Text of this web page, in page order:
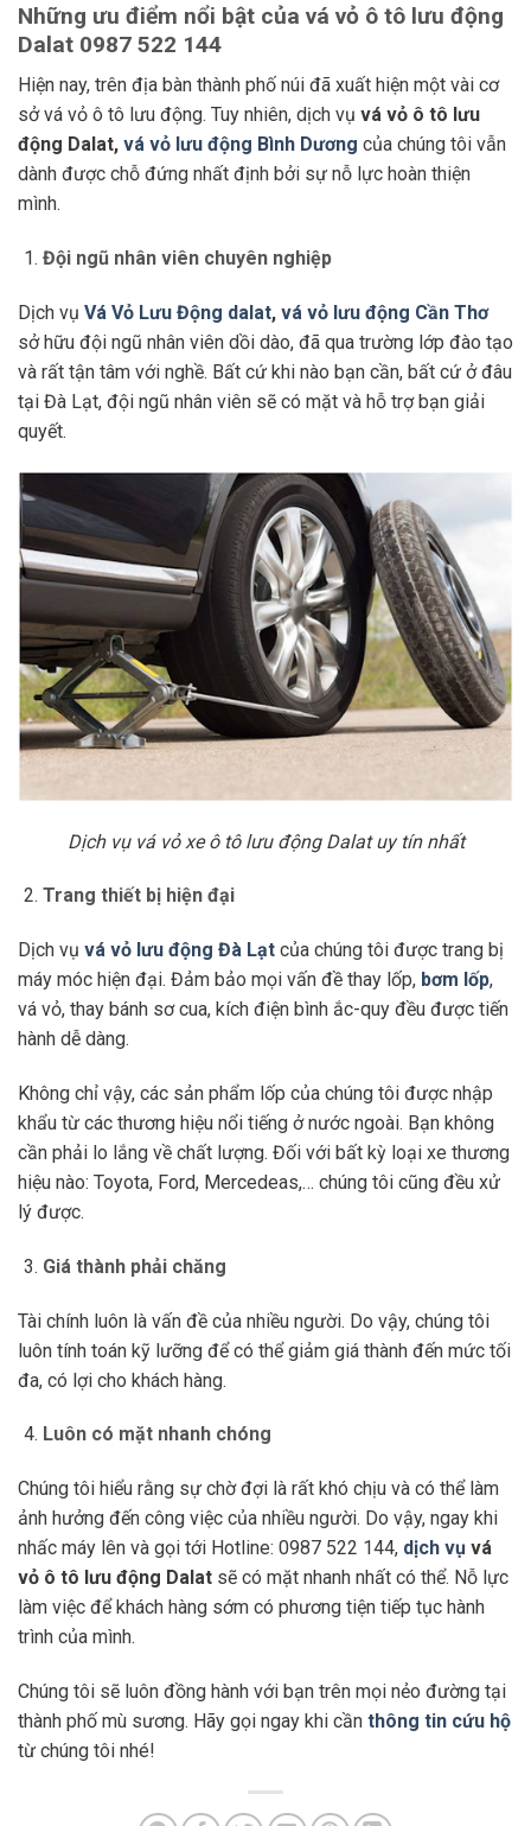
Những ưu điểm nổi bật của vá vỏ ô tô lưu động
Dalat 0987 522 144
Hiện nay, trên địa bàn thành phố núi đã xuất hiện một vài cơ
sở vá vỏ ô tô lưu động. Tuy nhiên, dịch vụ vá vỏ ô tô lưu
động Dalat, vá vỏ lưu động Bình Dương của chúng tôi vẫn
dành được chỗ đứng nhất định bởi sự nỗ lực hoàn thiện
mình.
Đội ngũ nhân viên chuyên nghiệp
Dịch vụ Vá Vỏ Lưu Động dalat, vá vỏ lưu động Cần Thơ
sở hữu đội ngũ nhân viên dồi dào, đã qua trường lớp đào tạo
và rất tận tâm với nghề. Bất cứ khi nào bạn cần, bất cứ ở đâu
tại Đà Lạt, đội ngũ nhân viên sẽ có mặt và hỗ trợ bạn giải
quyết.
Dịch vụ vá vỏ xe ô tô lưu động Dalat uy tín nhất
Trang thiết bị hiện đại
Dịch vụ vá vỏ lưu động Đà Lạt của chúng tôi được trang bị
máy móc hiện đại. Đảm bảo mọi vấn đề thay lốp, bơm lốp,
vá vỏ, thay bánh sơ cua, kích điện bình ắc-quy đều được tiến
hành dễ dàng.
Không chỉ vậy, các sản phẩm lốp của chúng tôi được nhập
khẩu từ các thương hiệu nổi tiếng ở nước ngoài. Bạn không
cần phải lo lắng về chất lượng. Đối với bất kỳ loại xe thương
hiệu nào: Toyota, Ford, Mercedeas,… chúng tôi cũng đều xử
lý được.
Giá thành phải chăng
Tài chính luôn là vấn đề của nhiều người. Do vậy, chúng tôi
luôn tính toán kỹ lưỡng để có thể giảm giá thành đến mức tối
đa, có lợi cho khách hàng.
Luôn có mặt nhanh chóng
Chúng tôi hiểu rằng sự chờ đợi là rất khó chịu và có thể làm
ảnh hưởng đến công việc của nhiều người. Do vậy, ngay khi
nhấc máy lên và gọi tới Hotline: 0987 522 144, dịch vụ vá
vỏ ô tô lưu động Dalat sẽ có mặt nhanh nhất có thể. Nỗ lực
làm việc để khách hàng sớm có phương tiện tiếp tục hành
trình của mình.
Chúng tôi sẽ luôn đồng hành với bạn trên mọi nẻo đường tại
thành phố mù sương. Hãy gọi ngay khi cần thông tin cứu hộ
từ chúng tôi nhé!